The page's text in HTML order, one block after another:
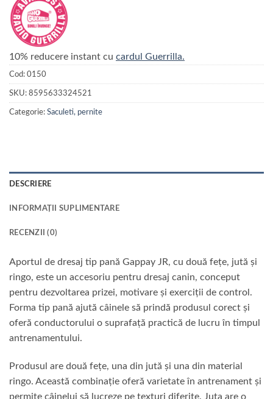
10% reducere instant cu cardul Guerrilla.
Cod: 0150
SKU: 8595633324521
Categorie: Saculeti, pernite
DESCRIERE
INFORMAȚII SUPLIMENTARE
RECENZII (0)
Aportul de dresaj tip pană Gappay JR, cu două fețe, jută și
ringo, este un accesoriu pentru dresaj canin, conceput
pentru dezvoltarea prizei, motivare și exerciții de control.
Forma tip pană ajută câinele să prindă produsul corect și
oferă conductorului o suprafață practică de lucru în timpul
antrenamentului.
Produsul are două fețe, una din jută și una din material
ringo. Această combinație oferă varietate în antrenament și
permite câinelui să lucreze pe texturi diferite. Juta are o